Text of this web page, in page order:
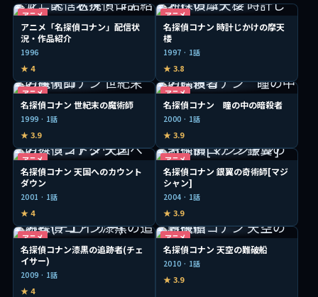
アニメ
アニメ「名探偵コナン」配信状
況・作品紹介
1996
★ 4
アニメ
名探偵コナン 時計じかけの摩天
楼
1997 · 1話
★ 3.8
アニメ
名探偵コナン 世紀末の魔術師
1999 · 1話
★ 3.9
アニメ
名探偵コナン 瞳の中の暗殺者
2000 · 1話
★ 3.9
アニメ
名探偵コナン 天国へのカウント
ダウン
2001 · 1話
★ 4
アニメ
名探偵コナン 銀翼の奇術師[マジ
シャン]
2004 · 1話
★ 3.9
アニメ
名探偵コナン漆黒の追跡者(チェ
イサー)
2009 · 1話
★ 4
アニメ
名探偵コナン 天空の難破船
2010 · 1話
★ 3.9